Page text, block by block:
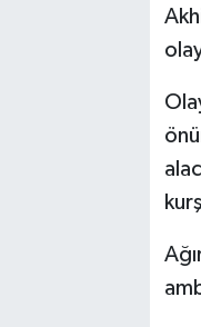
Akhisar Emlak